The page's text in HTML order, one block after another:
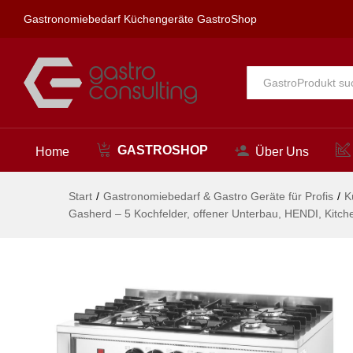
Gastronomiebedarf Küchengeräte GastroShop
Alle
Home GASTROSHOP Über Uns
Start / Gastronomiebedarf & Gastro Geräte für Profis /
Gasherd – 5 Kochfelder, offener Unterbau, HENDI,
900x640x(H)910mm